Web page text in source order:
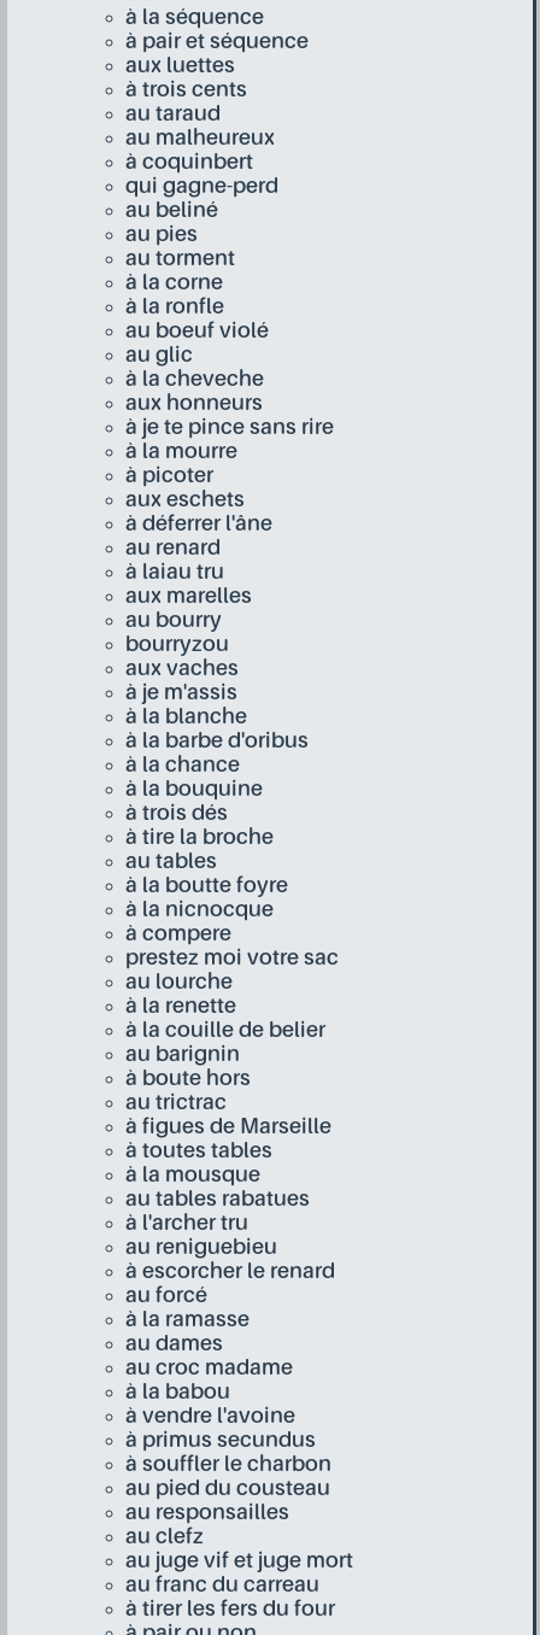
à la séquence
à pair et séquence
aux luettes
à trois cents
au taraud
au malheureux
à coquinbert
qui gagne-perd
au beliné
au pies
au torment
à la corne
à la ronfle
au boeuf violé
au glic
à la cheveche
aux honneurs
à je te pince sans rire
à la mourre
à picoter
aux eschets
à déferrer l'âne
au renard
à laiau tru
aux marelles
au bourry
bourryzou
aux vaches
à je m'assis
à la blanche
à la barbe d'oribus
à la chance
à la bouquine
à trois dés
à tire la broche
au tables
à la boutte foyre
à la nicnocque
à compere
prestez moi votre sac
au lourche
à la renette
à la couille de belier
au barignin
à boute hors
au trictrac
à figues de Marseille
à toutes tables
à la mousque
au tables rabatues
à l'archer tru
au reniguebieu
à escorcher le renard
au forcé
à la ramasse
au dames
au croc madame
à la babou
à vendre l'avoine
à primus secundus
à souffler le charbon
au pied du cousteau
au responsailles
au clefz
au juge vif et juge mort
au franc du carreau
à tirer les fers du four